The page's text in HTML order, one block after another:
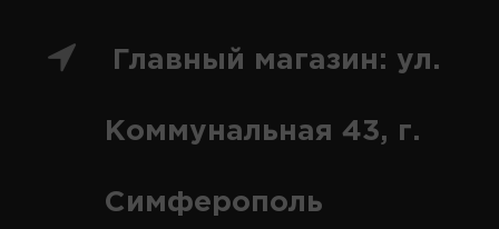
Главный магазин: ул.
Коммунальная 43, г.
Симферополь